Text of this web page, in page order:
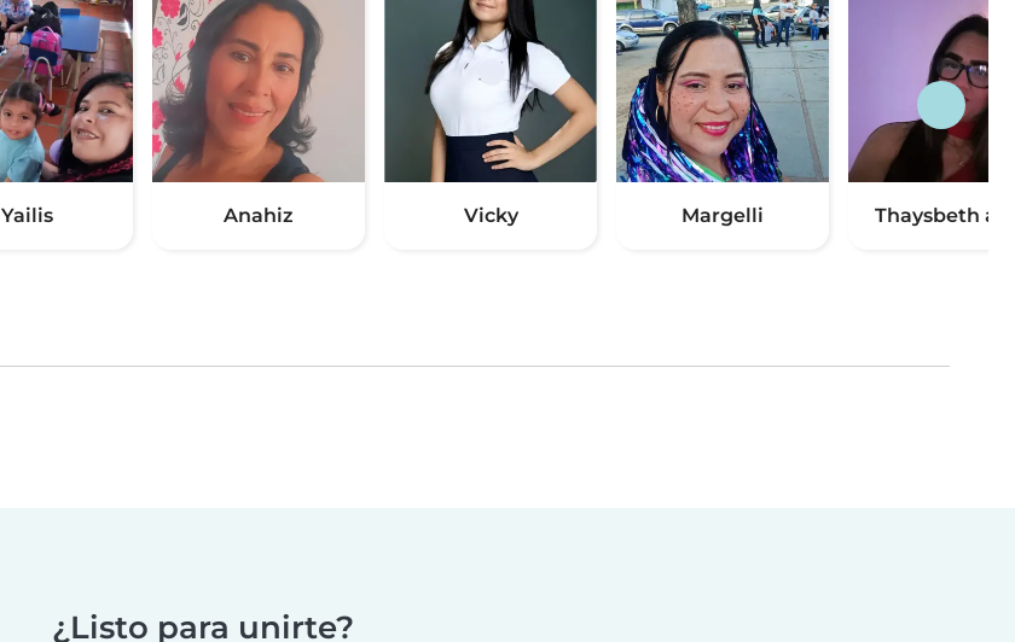
Yailis Anahiz Vicky Margelli Thaysbeth
¿Listo para unirte?